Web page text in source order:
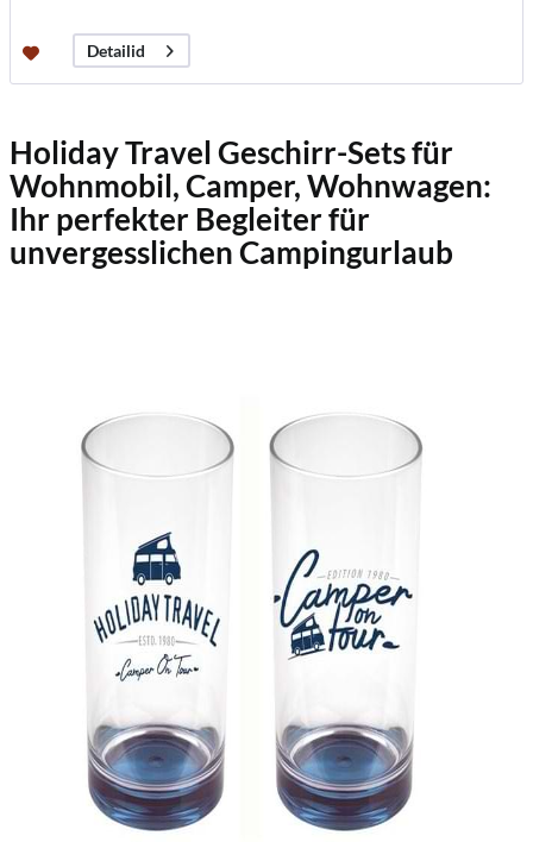
Detailid
Holiday Travel Geschirr-Sets für
Wohnmobil, Camper, Wohnwagen:
Ihr perfekter Begleiter für
unvergesslichen Campingurlaub